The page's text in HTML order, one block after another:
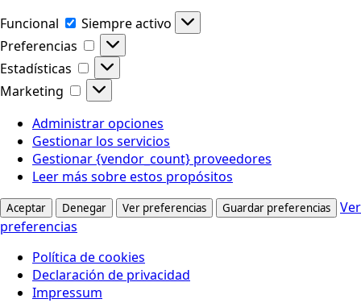
Funcional
Funcional
Siempre activo
Preferencias
Preferencias
Estadísticas
Estadísticas
Marketing
Marketing
Administrar opciones
Gestionar los servicios
Gestionar {vendor_count} proveedores
Leer más sobre estos propósitos
Aceptar Denegar Ver preferencias Guardar preferencias
Ver
preferencias
Política de cookies
Declaración de privacidad
Impressum